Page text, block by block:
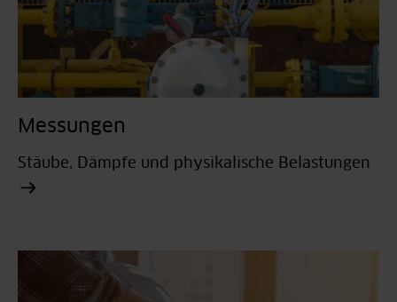
Messungen
Stäube, Dämpfe und physikalische Belastungen